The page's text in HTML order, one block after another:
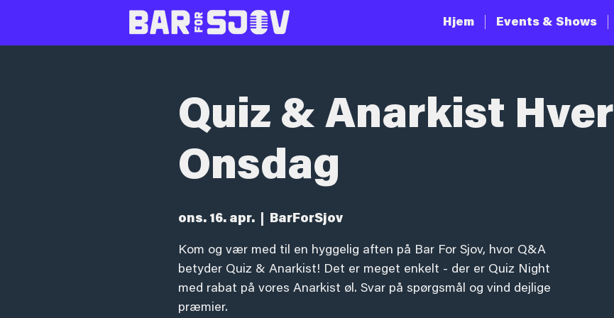
Hjem Events & Shows
Quiz & Anarkist Hver
Onsdag
ons. 16. apr.
  |
BarForSjov
Kom og vær med til en hyggelig aften på Bar For Sjov, hvor Q&A
betyder Quiz & Anarkist! Det er meget enkelt - der er Quiz Night
med rabat på vores Anarkist øl. Svar på spørgsmål og vind dejlige
præmier.